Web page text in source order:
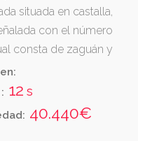
situada en castalla,
con el número
consta de zaguán y
que tiene de
delante o sea por la
diez metros, y por
cuatro metros ,
: 11 s
40.440€